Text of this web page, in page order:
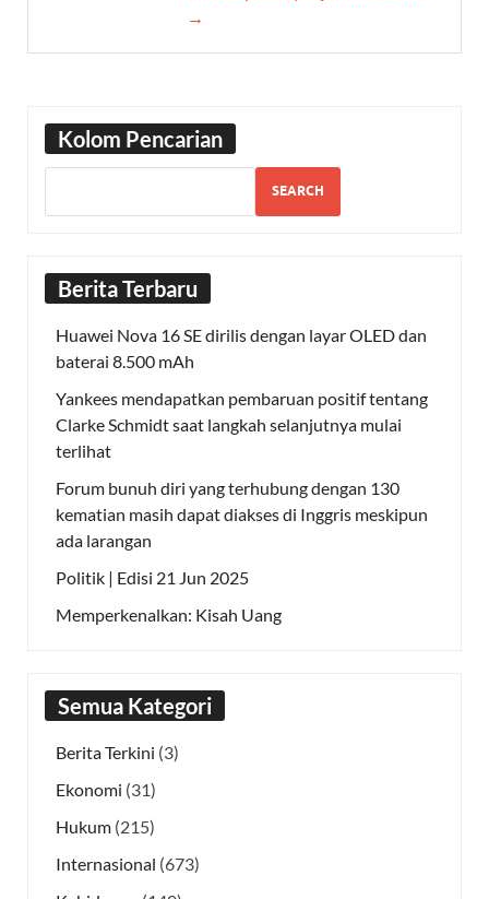
→
Kolom Pencarian
SEARCH
Berita Terbaru
Huawei Nova 16 SE dirilis dengan layar OLED dan
baterai 8.500 mAh
Yankees mendapatkan pembaruan positif tentang
Clarke Schmidt saat langkah selanjutnya mulai
terlihat
Forum bunuh diri yang terhubung dengan 130
kematian masih dapat diakses di Inggris meskipun
ada larangan
Politik | Edisi 21 Jun 2025
Memperkenalkan: Kisah Uang
Semua Kategori
Berita Terkini (3)
Ekonomi (31)
Hukum (215)
Internasional (673)